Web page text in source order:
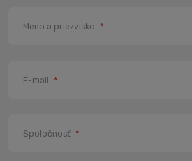
Meno a priezvisko *
E-mail *
Spoločnosť *